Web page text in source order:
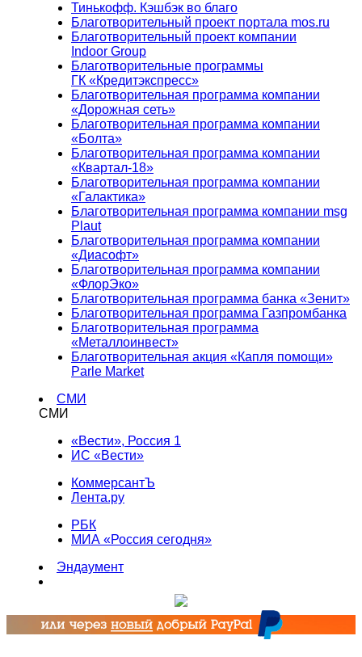
Тинькофф. Кэшбэк во благо
Благотворительный проект портала mos.ru
Благотворительный проект компании
Indoor Group
Благотворительные программы
ГК «Кредитэкспресс»
Благотворительная программа компании
«Дорожная сеть»
Благотворительная программа компании
«Болта»
Благотворительная программа компании
«Квартал-18»
Благотворительная программа компании
«Галактика»
Благотворительная программа компании msg
Plaut
Благотворительная программа компании
«Диасофт»
Благотворительная программа компании
«ФлорЭко»
Благотворительная программа банка «Зенит»
Благотворительная программа Газпромбанка
Благотворительная программа
«Металлоинвест»
Благотворительная акция «Капля помощи»
Parle Market
СМИ
СМИ
«Вести», Россия 1
ИС «Вести»
КоммерсантЪ
Лента.ру
РБК
МИА «Россия сегодня»
Эндаумент